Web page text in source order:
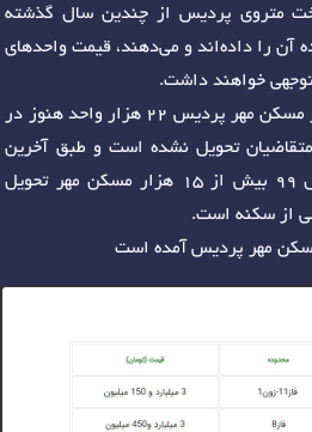
متروی پردیس از چندین سال گذشته
آن را داده‌اند و می‌دهند، قیمت واحدهای
خواهند داشت.
در حال حاضر از حدود 84 هزار مسکن مهر پردیس 22 هزار واحد هنوز در
تحویل نشده است و طبق آخرین
گزارش‌های ارایه شده در سال 99 بیش از 15 هزار مسکن مهر تحویل
از سکنه است.
مهر پردیس آمده است